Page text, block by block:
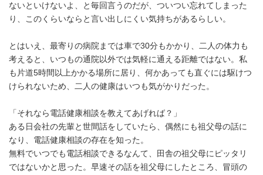
ないといけないよ、と毎回言うのだが、ついつい忘れてしまった
り、このくらいならと言い出しにくい気持ちがあるらしい。
とはいえ、最寄りの病院までは車で30分もかかり、二人の体力も
考えると、いつもの通院以外では気軽に通える距離ではない。私
も片道5時間以上かかる場所に居り、何かあっても直ぐには駆けつ
けられないため、二人の健康はいつも気がかりだった。
「それなら電話健康相談を教えてあげれば？」
ある日会社の先輩と世間話をしていたら、偶然にも祖父母の話に
なり、電話健康相談の存在を知った。
無料でいつでも電話相談できるなんて、田舎の祖父母にピッタリ
ではないかと思った。早速その話を祖父母にしたところ、冒頭の